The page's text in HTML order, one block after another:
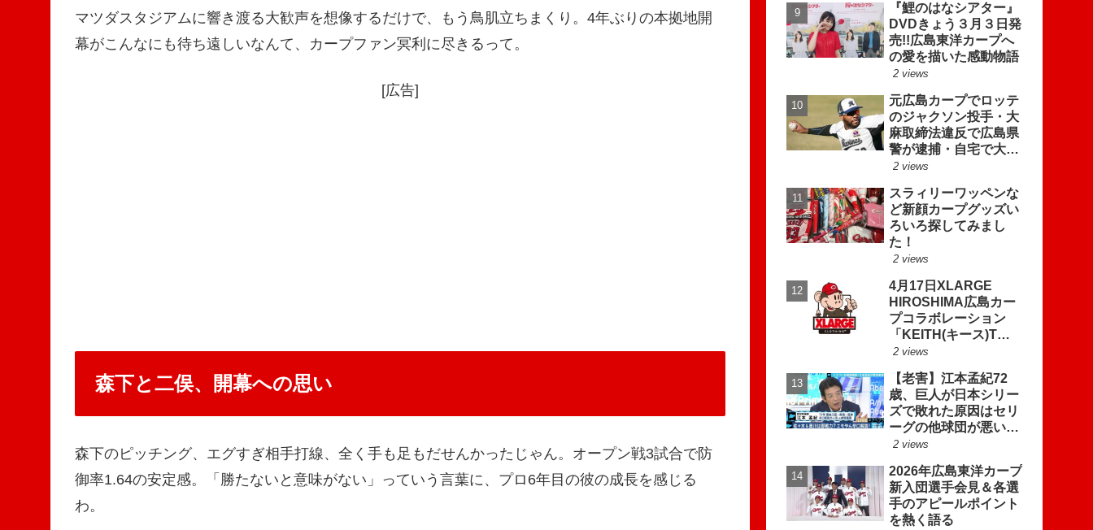
マツダスタジアムに響き渡る大歓声を想像するだけで、もう鳥肌立ちまくり。4年ぶりの本拠地開
幕がこんなにも待ち遠しいなんて、カープファン冥利に尽きるって。
[広告]
森下と二俣、開幕への思い
森下のピッチング、エグすぎ相手打線、全く手も足もだせんかったじゃん。オープン戦3試合で防
御率1.64の安定感。「勝たないと意味がない」っていう言葉に、プロ6年目の彼の成長を感じる
わ。
『鯉のはなシアター』
DVDきょう３月３日発
売!!広島東洋カープへ
の愛を描いた感動物語
2 views
元広島カープでロッテ
のジャクソン投手・大
麻取締法違反で広島県
警が逮捕・自宅で大麻
リキッド見つかる
2 views
スラィリーワッペンな
ど新顔カープグッズい
ろいろ探してみまし
た！
2 views
4月17日XLARGE
HIROSHIMA広島カー
プコラボレーション
「KEITH(キース)Tシ
ャツ」発売!!
2 views
【老害】江本孟紀72
歳、巨人が日本シリー
ズで敗れた原因はセリ
ーグの他球団が悪いと
トンデモ理論を披露!!
2 views
2026年広島東洋カープ
新入団選手会見＆各選
手のアピールポイント
を熱く語る